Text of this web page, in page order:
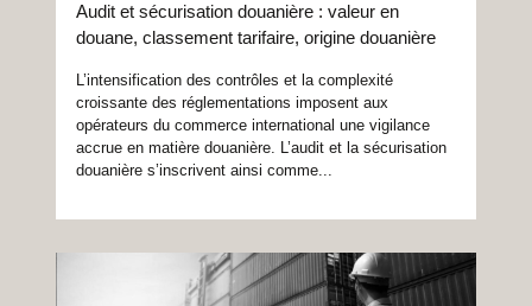
Audit et sécurisation douanière : valeur en
douane, classement tarifaire, origine douanière
L’intensification des contrôles et la complexité
croissante des réglementations imposent aux
opérateurs du commerce international une vigilance
accrue en matière douanière. L’audit et la sécurisation
douanière s’inscrivent ainsi comme...